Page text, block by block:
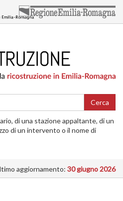
Cerca
di una stazione appaltante, di un
di un intervento o il nome di
aggiornamento: 30 giugno 2026